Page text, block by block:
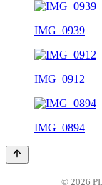
IMG_0939
IMG_0912
IMG_0894
© 2026